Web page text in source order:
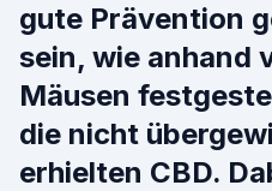
gute Prävention
sein, wie anhand
Mäusen
die nicht
erhielten CBD.